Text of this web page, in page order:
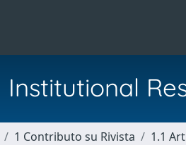
Institutional
1 Contributo su Rivista 1.1